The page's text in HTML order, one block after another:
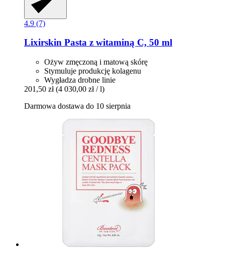
4.9 (7)
Lixirskin Pasta z witaminą C, 50 ml
Ożyw zmęczoną i matową skórę
Stymuluje produkcję kolagenu
Wygładza drobne linie
201,50 zł (4 030,00 zł / l)
Darmowa dostawa do 10 sierpnia